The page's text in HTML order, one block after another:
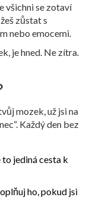
všichni se zotaví
zůstat s
nebo emocemi.
je hned. Ne zítra.
mozek, už jsi na
Každý den bez
jediná cesta k
ho, pokud jsi